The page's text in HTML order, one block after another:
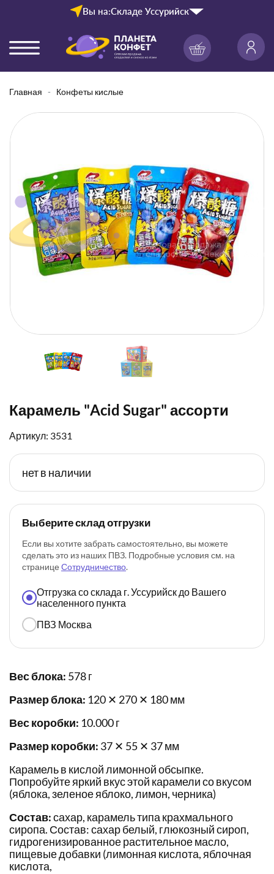
Вы на:Складе Уссурийск
Главная Конфеты кислые
Карамель "Acid Sugar" ассорти
Артикул: 3531
нет в наличии
Выберите склад отгрузки
Если вы хотите забрать самостоятельно, вы можете
сделать это из наших ПВЗ. Подробные условия см. на
странице Сотрудничество.
Отгрузка со склада г. Уссурийск до Вашего
населенного пункта
ПВЗ Москва
Вес блока: 578 г
Размер блока: 120 ✕ 270 ✕ 180 мм
Вес коробки: 10.000 г
Размер коробки: 37 ✕ 55 ✕ 37 мм
Карамель в кислой лимонной обсыпке.
Попробуйте яркий вкус этой карамели со вкусом
(яблока, зеленое яблоко, лимон, черника)
Состав:сахар, карамель типа крахмального
сиропа. Состав: сахар белый, глюкозный сироп,
гидрогенизированное растительное масло,
пищевые добавки (лимонная кислота, яблочная
кислота,